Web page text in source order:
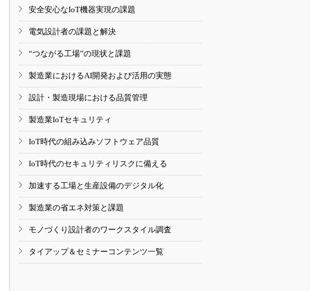
安全安心なIoT機器実現の課題
電気設計者の課題と解決
“つながる工場”の現状と課題
製造業におけるAI開発および活用の実態
設計・製造現場における品質管理
製造業IoTセキュリティ
IoT時代の組み込みソフトウェア品質
IoT時代のセキュリティリスクに備える
加速する工場と生産設備のデジタル化
製造業の省エネ対策と課題
モノづくり設計者のワークスタイル調査
タイアップ＆セミナーコンテンツ一覧